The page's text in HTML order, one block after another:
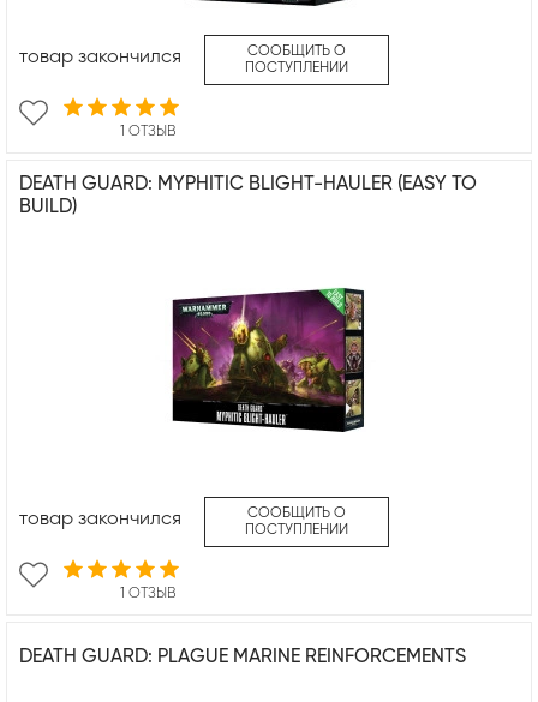
1 ОТЗЫВ
товар закончился
СООБЩИТЬ О
ПОСТУПЛЕНИИ
DEATH GUARD: MYPHITIC BLIGHT-HAULER (EASY TO
BUILD)
1 ОТЗЫВ
товар закончился
СООБЩИТЬ О
ПОСТУПЛЕНИИ
DEATH GUARD: PLAGUE MARINE REINFORCEMENTS